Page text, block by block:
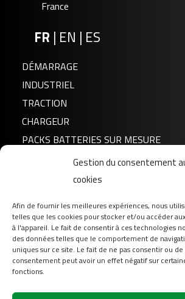
Gestion du consentement
cookies
Afin de fournir les meilleures expériences, nous
telles que les cookies pour stocker et/ou accéder
à l'appareil. Le fait de consentir à ces technologies
des données telles que le comportement de
uniques sur ce site. Le fait de ne pas consentir ou
consentement peut avoir un effet négatif sur
fonctions.
France
FR | EN | ES
DÉMARRAGE
INDUSTRIEL
TRACTION
CHARGEUR
PACKS BATTERIES SUR MESURE
FAQ
Téléchargement
Login
Contact